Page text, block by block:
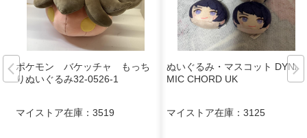
ポケモン バケッチャ もっち
りぬいぐるみ32-0526-1
マイストア在庫： 3519
ぬいぐるみ・マスコット DYNA
MIC CHORD UK
マイストア在庫： 3125